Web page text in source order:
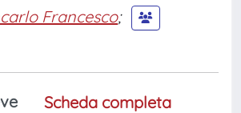
Francesco;
Scheda completa